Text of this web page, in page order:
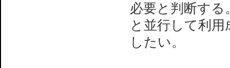
必要と判断す
と並行して利
したい。